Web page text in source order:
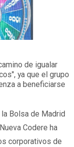
de igualar
ya que el grupo
a beneficiarse
Bolsa de Madrid
Codere ha
corporativos de